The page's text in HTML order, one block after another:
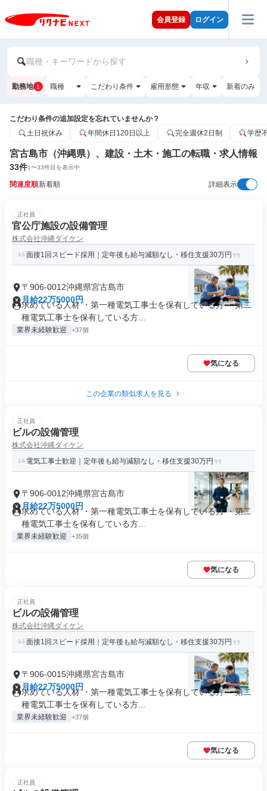
会員登録 ログイン
職種・キーワードから探す
勤務地 1 職種 こだわり条件 雇用形態 年収 新着のみ
こだわり条件の追加設定を忘れていませんか？
土日祝休み
年間休日120日以上 完全週休2日制 学歴
宮古島市（沖縄県）、建設・土木・施工の転職・求人情報
33件1〜33件目を表示中
関連度順新着順 詳細表示
正社員
官公庁施設の設備管理
株式会社沖縄ダイケン
面接1回スピード採用｜定年後も給与減額なし・移住支援30万円
〒906-0012沖縄県宮古島市
月給22万5000円
求めている人材 ・第一種電気工事士を保有している方 ・第二
種電気工事士を保有している方...
業界未経験歓迎 +37個
気になる
この企業の類似求人を見る
正社員
ビルの設備管理
株式会社沖縄ダイケン
電気工事士歓迎｜定年後も給与減額なし・移住支援30万円
〒906-0012沖縄県宮古島市
月給22万5000円
求めている人材 ・第一種電気工事士を保有している方 ・第二
種電気工事士を保有している方...
業界未経験歓迎 +35個
気になる
正社員
ビルの設備管理
株式会社沖縄ダイケン
面接1回スピード採用｜定年後も給与減額なし・移住支援30万円
〒906-0015沖縄県宮古島市
月給22万5000円
求めている人材 ・第一種電気工事士を保有している方 ・第二
種電気工事士を保有している方...
業界未経験歓迎 +37個
気になる
正社員